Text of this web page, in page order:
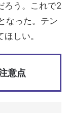
ろう。これで2
なった。テン
しい。
意点